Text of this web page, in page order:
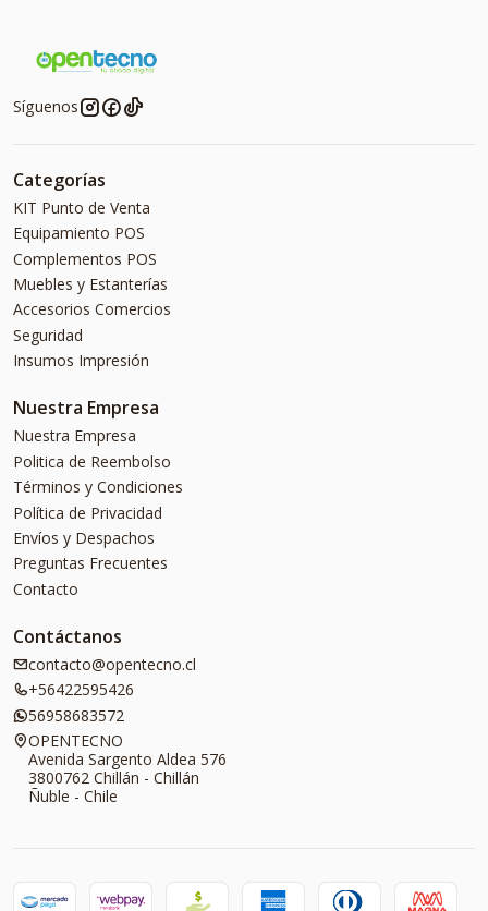
Síguenos
Categorías
KIT Punto de Venta
Equipamiento POS
Complementos POS
Muebles y Estanterías
Accesorios Comercios
Seguridad
Insumos Impresión
Nuestra Empresa
Nuestra Empresa
Politica de Reembolso
Términos y Condiciones
Política de Privacidad
Envíos y Despachos
Preguntas Frecuentes
Contacto
Contáctanos
contacto@opentecno.cl
+56422595426
56958683572
OPENTECNO
Avenida Sargento Aldea 576
3800762 Chillán - Chillán
Ñuble - Chile